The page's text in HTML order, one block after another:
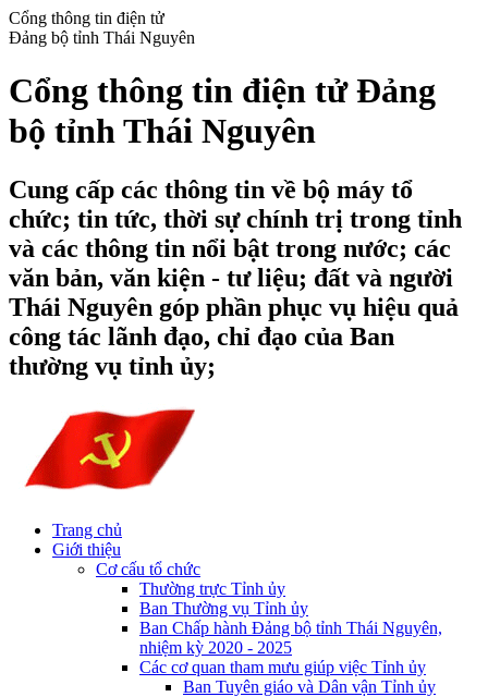
Cổng thông tin điện tử
Đảng bộ tỉnh Thái Nguyên
Cổng thông tin điện tử Đảng
bộ tỉnh Thái Nguyên
Cung cấp các thông tin về bộ máy tổ
chức; tin tức, thời sự chính trị trong tỉnh
và các thông tin nổi bật trong nước; các
văn bản, văn kiện - tư liệu; đất và người
Thái Nguyên góp phần phục vụ hiệu quả
công tác lãnh đạo, chỉ đạo của Ban
thường vụ tỉnh ủy;
Trang chủ
Giới thiệu
Cơ cấu tổ chức
Thường trực Tỉnh ủy
Ban Thường vụ Tỉnh ủy
Ban Chấp hành Đảng bộ tỉnh Thái Nguyên,
nhiệm kỳ 2020 - 2025
Các cơ quan tham mưu giúp việc Tỉnh ủy
Ban Tuyên giáo và Dân vận Tỉnh ủy